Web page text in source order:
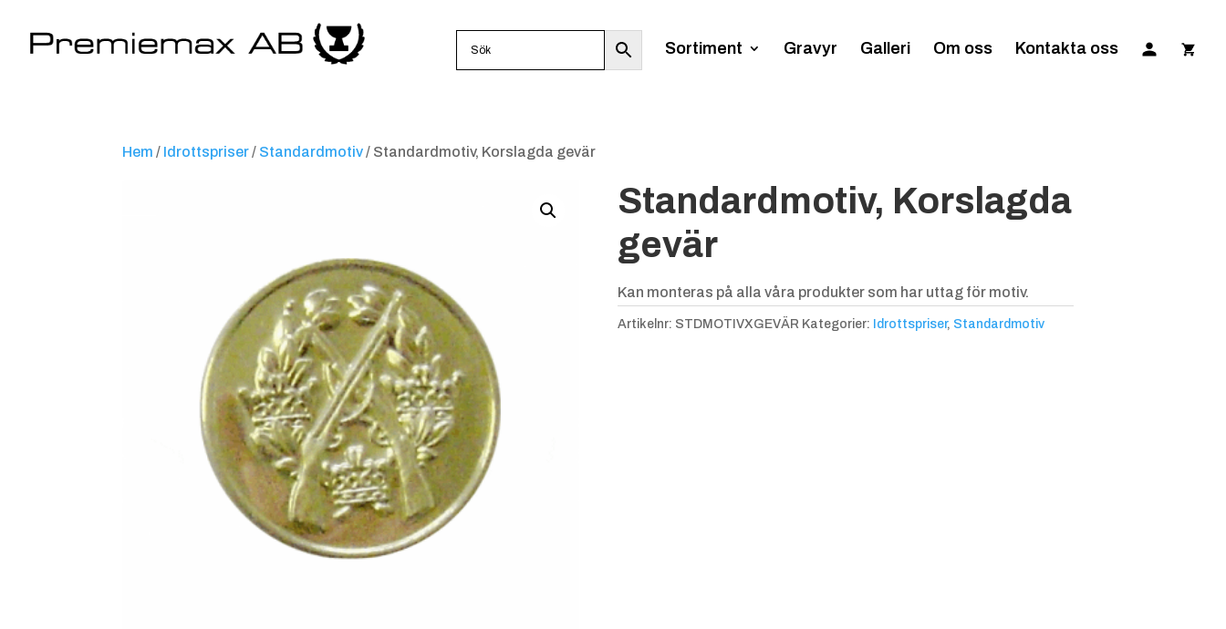
Sortiment Gravyr Galleri Om oss Kontakta oss
Hem / Idrottspriser/ Standardmotiv/ Standardmotiv, Korslagda gevär
Standardmotiv, Korslagda
gevär
Kan monteras på alla våra produkter som har uttag för motiv.
Artikelnr: STDMOTIVXGEVÄR Kategorier: Idrottspriser, Standardmotiv